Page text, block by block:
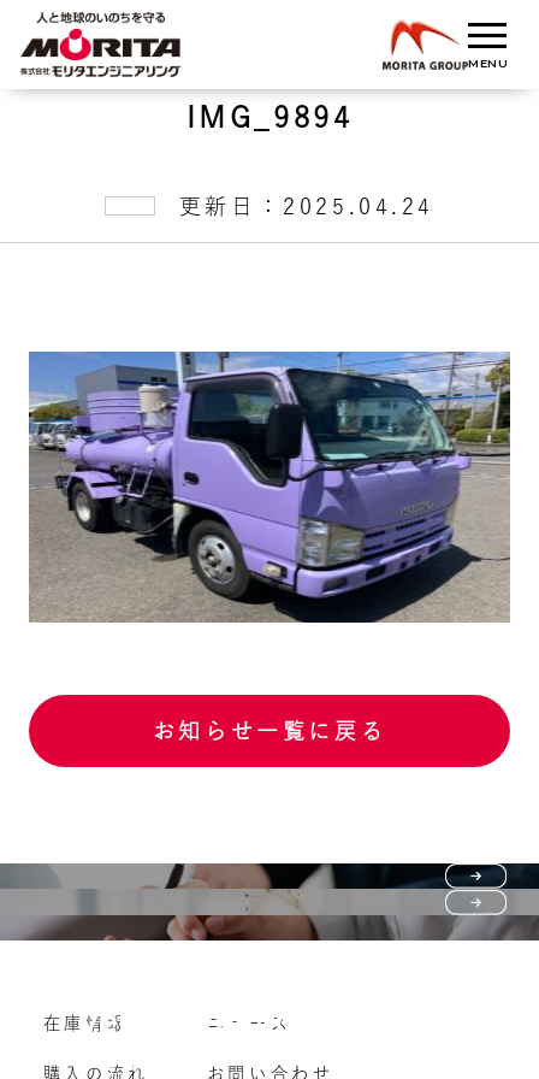
IMG_9894
更新日：2025.04.24
お知らせ一覧に戻る
購入の流れ
よくいただくご質問
Vehicle purchase
車両買い取り
在庫情報
購入の流れ
ニュース
お問い合わせ